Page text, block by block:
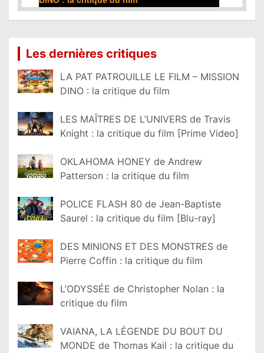
Les dernières critiques
LA PAT PATROUILLE LE FILM – MISSION
DINO : la critique du film
LES MAÎTRES DE L’UNIVERS de Travis
Knight : la critique du film [Prime Video]
OKLAHOMA HONEY de Andrew
Patterson : la critique du film
POLICE FLASH 80 de Jean-Baptiste
Saurel : la critique du film [Blu-ray]
DES MINIONS ET DES MONSTRES de
Pierre Coffin : la critique du film
L’ODYSSÉE de Christopher Nolan : la
critique du film
VAIANA, LA LÉGENDE DU BOUT DU
MONDE de Thomas Kail : la critique du